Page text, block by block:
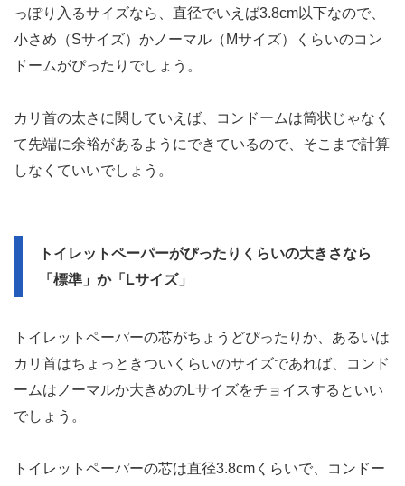
っぽり入るサイズなら、直径でいえば3.8cm以下なので、
小さめ（Sサイズ）かノーマル（Mサイズ）くらいのコン
ドームがぴったりでしょう。
カリ首の太さに関していえば、コンドームは筒状じゃなく
て先端に余裕があるようにできているので、そこまで計算
しなくていいでしょう。
トイレットペーパーがぴったりくらいの大きさなら
「標準」か「Lサイズ」
トイレットペーパーの芯がちょうどぴったりか、あるいは
カリ首はちょっときついくらいのサイズであれば、コンド
ームはノーマルか大きめのLサイズをチョイスするといい
でしょう。
トイレットペーパーの芯は直径3.8cmくらいで、コンドー